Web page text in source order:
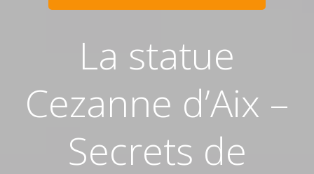
La statue
Cezanne d’Aix –
Secrets de